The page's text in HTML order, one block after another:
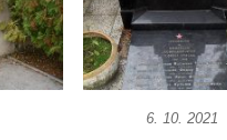
6. 10. 2021